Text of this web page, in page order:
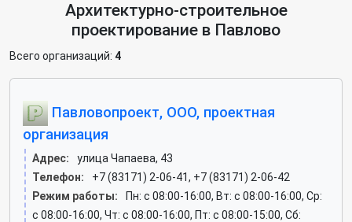
Архитектурно-строительное
проектирование в Павлово
Всего организаций: 4
Павловопроект, ООО, проектная
организация
Адрес:
улица Чапаева, 43
Телефон:
+7 (83171) 2-06-41, +7 (83171) 2-06-42
Режим работы:
Пн: c 08:00-16:00, Вт: c 08:00-16:00, Ср:
c 08:00-16:00, Чт: c 08:00-16:00, Пт: c 08:00-15:00, Сб: